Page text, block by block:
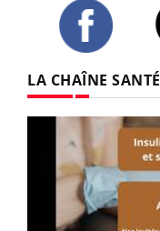
LA CHAÎNE SANTÉ